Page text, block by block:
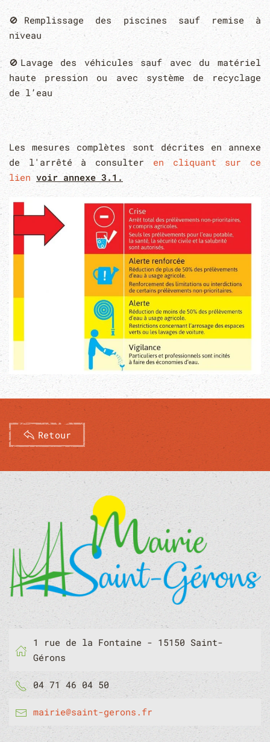
🚫 Remplissage des piscines sauf remise à
niveau
🚫Lavage des véhicules sauf avec du matériel
haute pression ou avec système de recyclage
de l’eau
Les mesures complètes sont décrites en annexe
de l'arrêté à consulter en cliquant sur ce
lien voir annexe 3.1.
Retour
1 rue de la Fontaine - 15150 Saint-
Gérons
04 71 46 04 50
mairie@saint-gerons.fr